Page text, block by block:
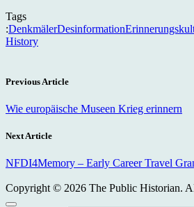
Tags
:DenkmälerDesinformation
History
Previous Article
Wie europäische Museen Krieg erinnern
Next Article
NFDI4Memory – Early Career Travel
Copyright © 2026 The Public Historian.